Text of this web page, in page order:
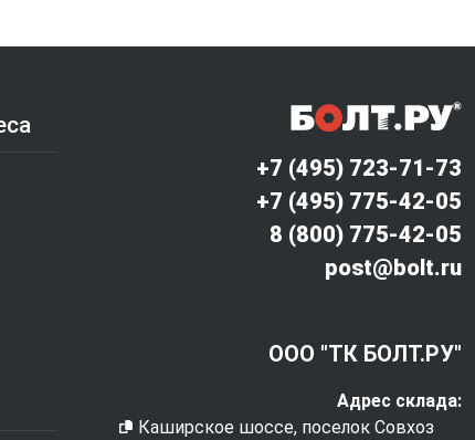
+7 (495) 723-71-73
+7 (495) 775-42-05
8 (800) 775-42-05
post@bolt.ru
ООО "ТК БОЛТ.РУ"
Адрес склада:
Каширское шоссе, поселок Совхоз